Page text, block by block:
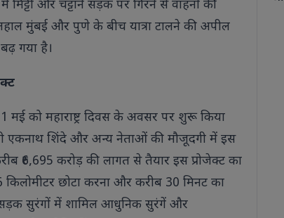
मिट्टी और चट्टानें सड़क पर गिरने से वाहनों की
मुंबई और पुणे के बीच यात्रा टालने की अपील
गया है।
को महाराष्ट्र दिवस के अवसर पर शुरू किया
एकनाथ शिंदे और अन्य नेताओं की मौजूदगी में इस
₹6,695 करोड़ की लागत से तैयार इस प्रोजेक्ट का
छोटा करना और करीब 30 मिनट का
सड़क सुरंगों में शामिल आधुनिक सुरंगें और
खान का
तस्वीरों ने